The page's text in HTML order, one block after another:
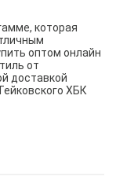
которая
оптом онлайн
от
доставкой
ХБК